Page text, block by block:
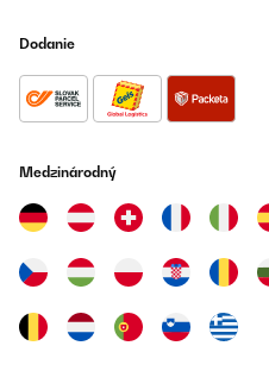
Dodanie
Medzinárodný